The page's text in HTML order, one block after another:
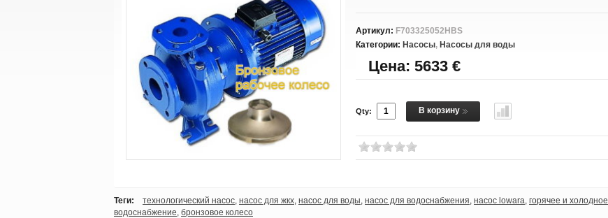
Артикул: F703325052HBS
Категории: Насосы, Насосы для воды
Цена: 5633 €
Qty: В корзину
Теги: технологический насос насос для жкх насос для воды насос для водоснабжения насос lowara горячее и холодное
водоснабжение бронзовое колесо